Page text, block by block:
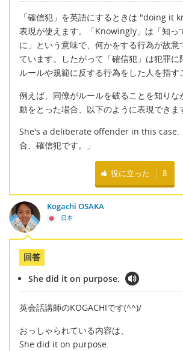
「確信犯」を英語にするときは "doing it
表現が使えます。「Knowingly」は「知っ
に」という意味で、何かをする行為が故意
ています。したがって「確信犯」は犯罪に
ルールや規範に反する行為をした人を指す
例えば、同僚がルールを破ることを知りな
動をとった場合、以下のように表現できま
She's a deliberate offender in this case.
合、確信犯です。」
役に立った 8
Kogachi OSAKA
日本
回答
She did it on purpose.
英会話講師のKOGACHIです(^^)/
おっしゃられている内容は、
She did it on purpose.